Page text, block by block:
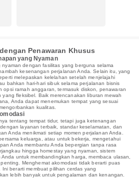
Penawaran Khusus
yang Nyaman
dengan fasilitas yang berguna selama
kesenangan perjalanan Anda. Selain itu, yang
melepaskan kelelahan setelah menjelajahi
bahkan hari-hari sibuk selama perjalanan bisnis
opsi ramah anggaran, termasuk diskon, penawaran
fleksibel. Baik merencanakan liburan mewah
Anda dapat menemukan tempat yang sesuai
kualitas.
tentang tempat tidur, tetapi juga ketenangan
layanan terbaik, standar keselamatan, dan
Anda menikmati setiap momen perjalanan Anda.
keluarga, atau untuk bekerja, mengetahui
Anda membantu Anda bepergian tanpa rasa
hingga homestay yang nyaman, sistem
untuk membandingkan harga, membaca ulasan,
Menghemat akomodasi tidak berarti puas
berarti membuat pilihan cerdas yang
lebih banyak untuk pengalaman dan kenangan.